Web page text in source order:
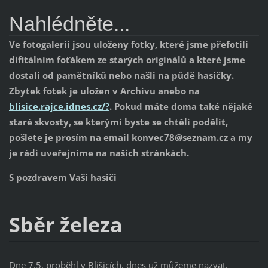
Nahlédněte...
Ve fotogalerii jsou uloženy fotky, které jsme přefotili
difitálním foťákem ze starých originálů a které jsme
dostali od pamětníků nebo našli na půdě hasičky.
Zbytek fotek je uložen v Archivu anebo na
blisice.rajce.idnes.cz/?. Pokud máte doma také nějaké
staré skvosty, se kterými byste se chtěli podělit,
pošlete je prosím na email konvec78@seznam.cz a my
je rádi uveřejníme na našich stránkách.
S pozdravem Vaši hasiči
Sběr železa
Dne 7.5. proběhl v Blišicích, dnes už můžeme nazvat,